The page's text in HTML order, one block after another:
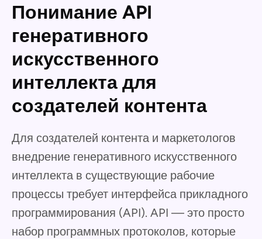
Понимание API
генеративного
искусственного
интеллекта для
создателей контента
Для создателей контента и маркетологов
внедрение генеративного искусственного
интеллекта в существующие рабочие
процессы требует интерфейса прикладного
программирования (API). API — это просто
набор программных протоколов, которые